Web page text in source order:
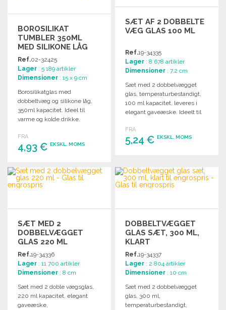
BOROSILIKAT
TUMBLER 350ML
MED SILIKONE LÅG
TIL ENGROSPRIS
Ref.02-32425
Lager : 5 189 artikler
Dimensioner : 15 x 9 cm
Borosilikatglas med
dobbeltvæg og silikone låg,
350ml kapacitet. Ideel til
varme og kolde drikke.
FRA
4,93 € EKSKL. MOMS
BESTIL
Anmod om et tilbud
SÆT AF 2 DOBBELTE
VÆG GLAS 100 ML
Ref.19-34335
Lager : 8 678 artikler
Dimensioner : 7.2 cm
Sæt med 2 dobbelvægget
glas, temperaturbestandigt,
100 ml kapacitet, leveres i
elegant gaveæske. Ideelt til
FRA
5,24 €EKSKL. MOMS
Anmod om et tilbud
SÆT MED 2
DOBBELVÆGGET
GLAS 220 ML
Ref.19-34336
Lager : 11 700 artikler
Dimensioner : 8 cm
Sæt med 2 doble vægsglas,
220 ml kapacitet, elegant
gaveæske,
DOBBELTVÆGGET
GLAS SÆT, 300 ML,
KLART
Ref.19-34337
Lager : 2 804 artikler
Dimensioner : 10 cm
Sæt med 2 dobbelvægget
glas, 300 ml,
temperaturbestandigt,